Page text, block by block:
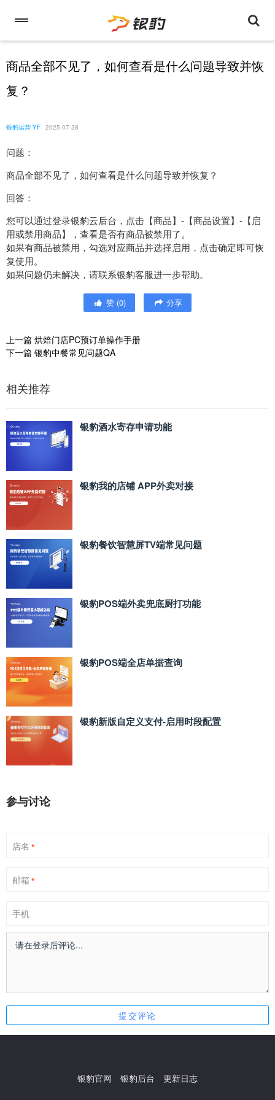
商品全部不见了，如何查看是什么问题导致并恢
复？
银豹运营-YF 2025-07-28
问题：
商品全部不见了，如何查看是什么问题导致并恢复？
回答：
您可以通过登录银豹云后台，点击【商品】-【商品设置】-【启
用或禁用商品】，查看是否有商品被禁用了。
如果有商品被禁用，勾选对应商品并选择启用，点击确定即可恢
复使用。
如果问题仍未解决，请联系银豹客服进一步帮助。
赞 (0) 分享
上一篇 烘焙门店PC预订单操作手册
下一篇 银豹中餐常见问题QA
相关推荐
银豹酒水寄存申请功能
银豹我的店铺 APP外卖对接
银豹餐饮智慧屏TV端常见问题
银豹POS端外卖兜底厨打功能
银豹POS端全店单据查询
银豹新版自定义支付‑启用时段配置
参与讨论
店名 *
邮箱 *
手机
银豹官网 银豹后台 更新日志